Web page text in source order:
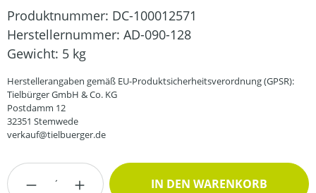
Produktnummer: DC-100012571
Herstellernummer: AD-090-128
Gewicht: 5 kg
Herstellerangaben gemäß EU-Produktsicherheitsverordnung (GPSR):
Tielbürger GmbH & Co. KG
Postdamm 12
32351 Stemwede
verkauf@tielbuerger.de
Produkt Anzahl: Gib den gewünschten
IN DEN WARENKORB